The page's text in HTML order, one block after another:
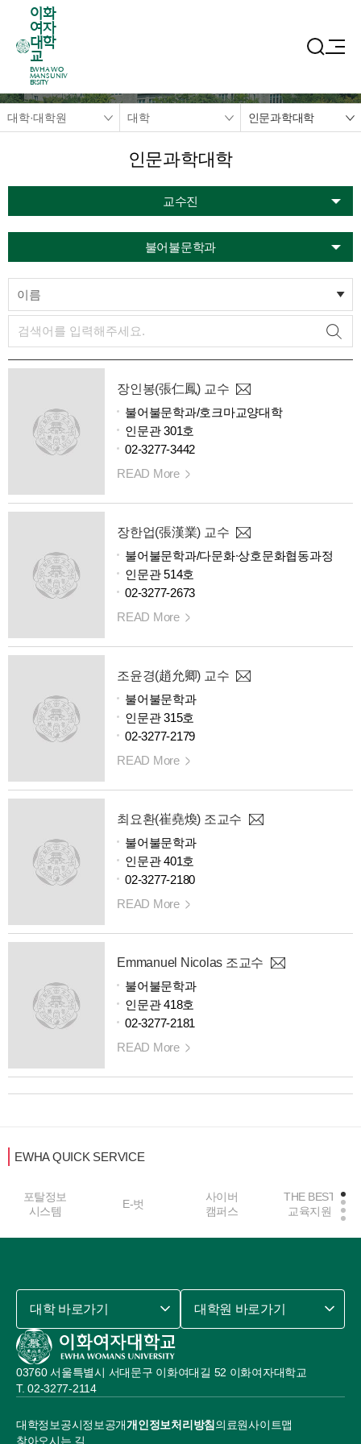
이화
여자
대학
교
EWHA WO
MANS UNIV
ERSITY
대학·대학원 대학 인문과학대학
인문과학대학
교수진
불어불문학과
이름
장인봉(張仁鳳) 교수
불어불문학과/호크마교양대학
인문관 301호
02-3277-3442
READ More
장한업(張漢業) 교수
불어불문학과/다문화∙상호문화협동과정
인문관 514호
02-3277-2673
READ More
조윤경(趙允卿) 교수
불어불문학과
인문관 315호
02-3277-2179
READ More
최요환(崔堯煥) 조교수
불어불문학과
인문관 401호
02-3277-2180
READ More
Emmanuel Nicolas 조교수
불어불문학과
인문관 418호
02-3277-2181
READ More
EWHA QUICK SERVICE
포탈정보
시스템
E-벗
사이버
캠퍼스
THE BEST
교육지원
대학정보공시정보공개개인정보처리방침의료원사이트맵
찾아오시는 길
03760 서울특별시 서대문구 이화여대길 52 이화여자대학교
02-3277-2114
대학 바로가기 대학원 바로가기